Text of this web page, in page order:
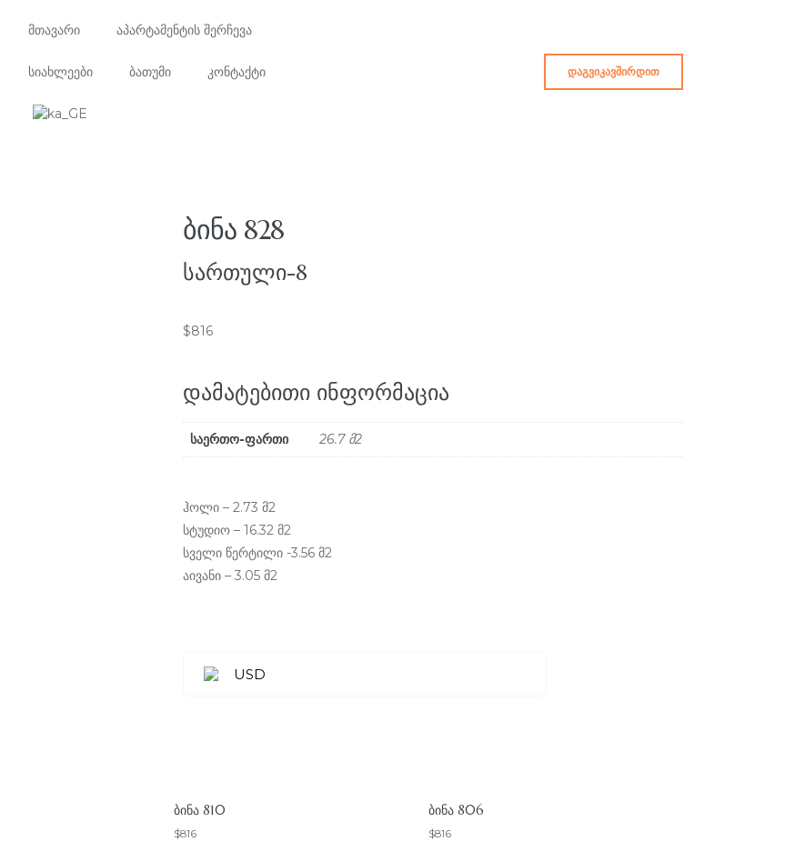
მთავარი აპარტამენტის შერჩევა
სიახლეები ბათუმი კონტაქტი ᲓᲐᲒᲕᲘᲙᲐᲕᲨᲘᲠᲓᲘᲗ
ᲑᲘᲜᲐ 828
ᲡᲐᲠᲗᲣᲚᲘ-8
$816
ᲓᲐᲛᲐᲢᲔᲑᲘᲗᲘ ᲘᲜᲤᲝᲠᲛᲐᲪᲘᲐ
საერთო-ფართი 26.7 მ2
ჰოლი – 2.73 მ2
სტუდიო – 16.32 მ2
სველი წერტილი -3.56 მ2
აივანი – 3.05 მ2
USD
ᲑᲘᲜᲐ 810
$816
ᲑᲘᲜᲐ 806
$816